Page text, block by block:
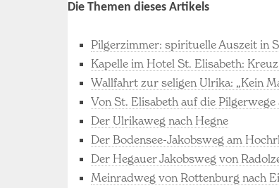
Die Themen dieses Artikels
Pilgerzimmer: spirituelle Auszeit in
Kapelle im Hotel St. Elisabeth:
Wallfahrt zur seligen Ulrika: „Kein
Von St. Elisabeth auf die Pilgerwege
Der Ulrikaweg nach Hegne
Der Bodensee-Jakobsweg am
Der Hegauer Jakobsweg von
Meinradweg von Rottenburg nach